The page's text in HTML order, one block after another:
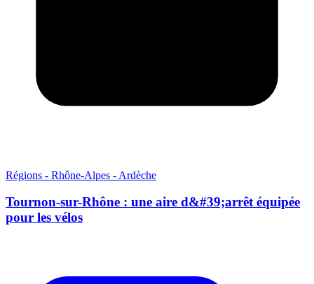
Régions - Rhône-Alpes - Ardèche
Tournon-sur-Rhône : une aire d&#39;arrêt équipée
pour les vélos